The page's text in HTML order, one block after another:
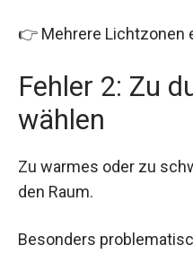
👉 Mehrere Lichtzonen
Fehler 2: Zu
wählen
Zu warmes oder zu
den Raum.
Besonders